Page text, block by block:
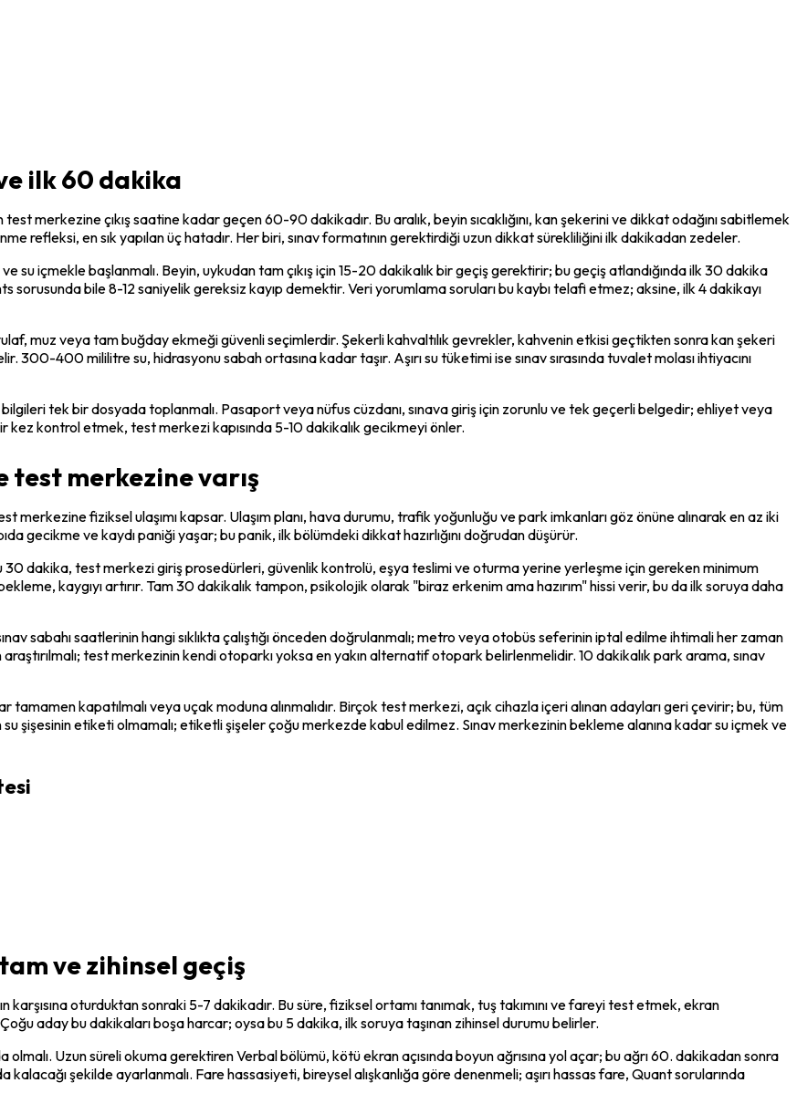
ilk 60 dakika
merkezine çıkış saatine kadar geçen 60-90 dakikadır. Bu aralık, beyin sıcaklığını, kan şekerini ve dikkat odağını sabitlemek
refleksi, en sık yapılan üç hatadır. Her biri, sınav formatının gerektirdiği uzun dikkat sürekliliğini ilk dakikadan zedeler.
içmekle başlanmalı. Beyin, uykudan tam çıkış için 15-20 dakikalık bir geçiş gerektirir; bu geçiş atlandığında ilk 30 dakika
sorusunda bile 8-12 saniyelik gereksiz kayıp demektir. Veri yorumlama soruları bu kaybı telafi etmez; aksine, ilk 4 dakikayı
muz veya tam buğday ekmeği güvenli seçimlerdir. Şekerli kahvaltılık gevrekler, kahvenin etkisi geçtikten sonra kan şekeri
300-400 mililitre su, hidrasyonu sabah ortasına kadar taşır. Aşırı su tüketimi ise sınav sırasında tuvalet molası ihtiyacını
tek bir dosyada toplanmalı. Pasaport veya nüfus cüzdanı, sınava giriş için zorunlu ve tek geçerli belgedir; ehliyet veya
kez kontrol etmek, test merkezi kapısında 5-10 dakikalık gecikmeyi önler.
test merkezine varış
merkezine fiziksel ulaşımı kapsar. Ulaşım planı, hava durumu, trafik yoğunluğu ve park imkanları göz önüne alınarak en az iki
gecikme ve kaydı paniği yaşar; bu panik, ilk bölümdeki dikkat hazırlığını doğrudan düşürür.
dakika, test merkezi giriş prosedürleri, güvenlik kontrolü, eşya teslimi ve oturma yerine yerleşme için gereken minimum
kaygıyı artırır. Tam 30 dakikalık tampon, psikolojik olarak "biraz erkenim ama hazırım" hissi verir, bu da ilk soruya daha
sabahı saatlerinin hangi sıklıkta çalıştığı önceden doğrulanmalı; metro veya otobüs seferinin iptal edilme ihtimali her zaman
test merkezinin kendi otoparkı yoksa en yakın alternatif otopark belirlenmelidir. 10 dakikalık park arama, sınav
kapatılmalı veya uçak moduna alınmalıdır. Birçok test merkezi, açık cihazla içeri alınan adayları geri çevirir; bu, tüm
su şişesinin etiketi olmamalı; etiketli şişeler çoğu merkezde kabul edilmez. Sınav merkezinin bekleme alanına kadar su içmek ve
ve zihinsel geçiş
karşısına oturduktan sonraki 5-7 dakikadır. Bu süre, fiziksel ortamı tanımak, tuş takımını ve fareyi test etmek, ekran
aday bu dakikaları boşa harcar; oysa bu 5 dakika, ilk soruya taşınan zihinsel durumu belirler.
olmalı. Uzun süreli okuma gerektiren Verbal bölümü, kötü ekran açısında boyun ağrısına yol açar; bu ağrı 60. dakikadan sonra
kalacağı şekilde ayarlanmalı. Fare hassasiyeti, bireysel alışkanlığa göre denenmeli; aşırı hassas fare, Quant sorularında